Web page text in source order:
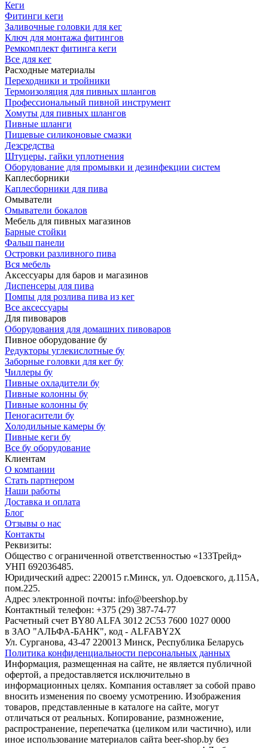
Кеги
Фитинги кеги
Заливочные головки для кег
Ключ для монтажа фитингов
Ремкомплект фитинга кеги
Все для кег
Расходные материалы
Переходники и тройники
Термоизоляция для пивных шлангов
Профессиональный пивной инструмент
Хомуты для пивных шлангов
Пивные шланги
Пищевые силиконовые смазки
Дезсредства
Штуцеры, гайки уплотнения
Оборудование для промывки и дезинфекции систем
Каплесборники
Каплесборники для пива
Омыватели
Омыватели бокалов
Мебель для пивных магазинов
Барные стойки
Фальш панели
Островки разливного пива
Вся мебель
Аксессуары для баров и магазинов
Диспенсеры для пива
Помпы для розлива пива из кег
Все аксессуары
Для пивоваров
Оборудования для домашних пивоваров
Пивное оборудование бу
Редукторы углекислотные бу
Заборные головки для кег бу
Чиллеры бу
Пивные охладители бу
Пивные колонны бу
Пивные колонны бу
Пеногасители бу
Холодильные камеры бу
Пивные кеги бу
Все бу оборудование
Клиентам
О компании
Стать партнером
Наши работы
Доставка и оплата
Блог
Отзывы о нас
Контакты
Реквизиты:
Общество с ограниченной ответственностью «133Трейд»
УНП 692036485​.
Юридический адрес: 220015 г.Минск, ул. Одоевского, д.115А,
пом.225.
Адрес электронной почты: info@beershop.by
Контактный телефон: +375 (29) 387-74-77
Расчетный счет BY80 ALFA 3012 2C53 7600 1027 0000
в ЗАО "АЛЬФА-БАНК", код - ALFABY2X
Ул. Сурганова, 43-47 220013 Минск, Республика Беларусь
Политика конфиденциальности персональных данных
Информация, размещенная на сайте, не является публичной
офертой, а предоставляется исключительно в
информационных целях. Компания оставляет за собой право
вносить изменения по своему усмотрению. Изображения
товаров, представленные в каталоге на сайте, могут
отличаться от реальных. Копирование, размножение,
распространение, перепечатка (целиком или частично), или
иное использование материалов сайта beer-shop.by без